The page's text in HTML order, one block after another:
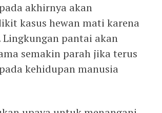
akhirnya akan
kasus hewan mati karena
pantai akan
semakin parah jika terus
kehidupan manusia